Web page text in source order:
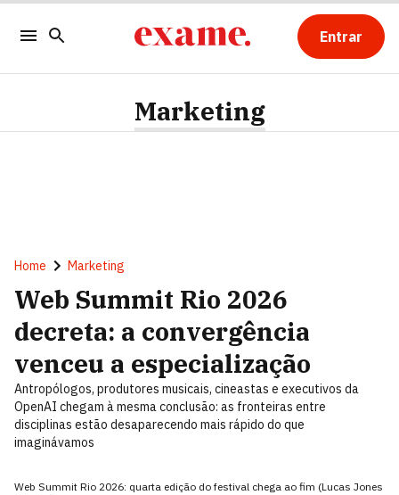
Entrar
Marketing
Home Marketing
Web Summit Rio 2026
decreta: a convergência
venceu a especialização
Antropólogos, produtores musicais, cineastas e executivos da
OpenAI chegam à mesma conclusão: as fronteiras entre
disciplinas estão desaparecendo mais rápido do que
imaginávamos
Web Summit Rio 2026: quarta edição do festival chega ao fim (Lucas Jones